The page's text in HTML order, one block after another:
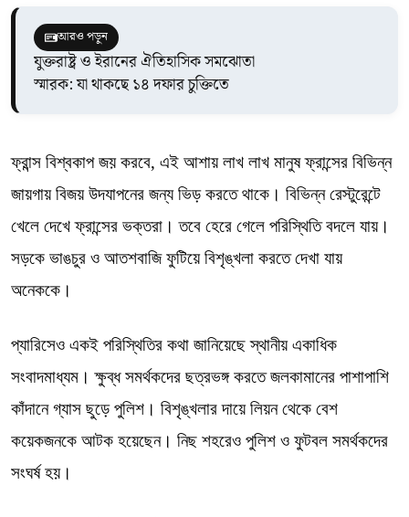
আরও পড়ুন
যুক্তরাষ্ট্র ও ইরানের ঐতিহাসিক সমঝোতা
স্মারক: যা থাকছে ১৪ দফার চুক্তিতে
ফ্রান্স বিশ্বকাপ জয় করবে, এই আশায় লাখ লাখ মানুষ ফ্রান্সের বিভিন্ন
জায়গায় বিজয় উদযাপনের জন্য ভিড় করতে থাকে। বিভিন্ন রেস্টুরেন্টে
খেলে দেখে ফ্রান্সের ভক্তরা। তবে হেরে গেলে পরিস্থিতি বদলে যায়।
সড়কে ভাঙচুর ও আতশবাজি ফুটিয়ে বিশৃঙ্খলা করতে দেখা যায়
অনেককে।
প্যারিসেও একই পরিস্থিতির কথা জানিয়েছে স্থানীয় একাধিক
সংবাদমাধ্যম। ক্ষুব্ধ সমর্থকদের ছত্রভঙ্গ করতে জলকামানের পাশাপাশি
কাঁদানে গ্যাস ছুড়ে পুলিশ। বিশৃঙ্খলার দায়ে লিয়ন থেকে বেশ
কয়েকজনকে আটক হয়েছেন। নিছ শহরেও পুলিশ ও ফুটবল সমর্থকদের
সংঘর্ষ হয়।